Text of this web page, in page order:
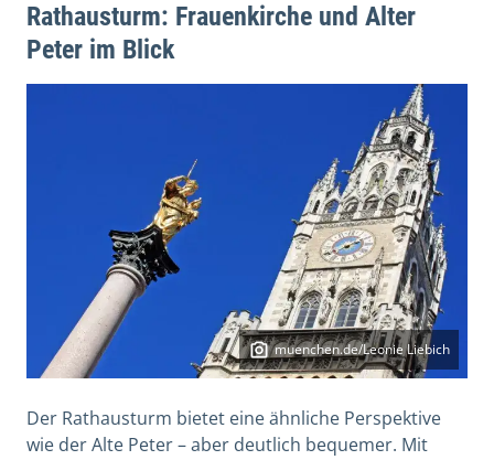
Rathausturm: Frauenkirche und Alter
Peter im Blick
muenchen.de/Leonie Liebich
Der Rathausturm bietet eine ähnliche Perspektive
wie der Alte Peter – aber deutlich bequemer. Mit